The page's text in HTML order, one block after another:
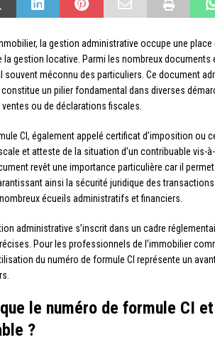
la gestion administrative occupe une
gestion locative. Parmi les nombreux documents
souvent méconnu des particuliers. Ce document
constitue un pilier fondamental dans diverses
ou de déclarations fiscales.
CI, également appelé certificat d’imposition ou
et atteste de la situation d’un contribuable
revêt une importance particulière car il
ainsi la sécurité juridique des
écueils administratifs et financiers.
administrative s’inscrit dans un cadre
Pour les professionnels de l’immobilier
du numéro de formule CI représente un
le numéro de formule CI
?